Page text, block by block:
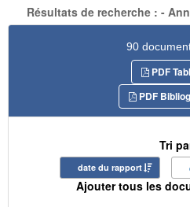
Résultats de recherche : -
90
PDF
PDF
Tri
date du rapport
Ajouter tous les